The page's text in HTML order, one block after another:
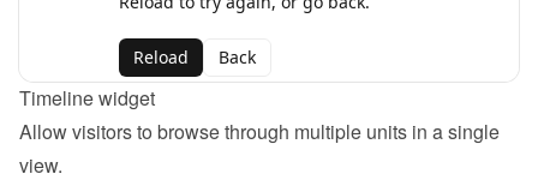
Timeline widget
Allow visitors to browse through multiple units in a single
view.